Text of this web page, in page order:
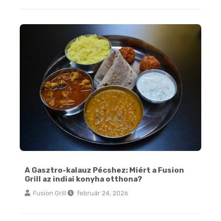
A Gasztro-kalauz Pécshez: Miért a Fusion
Grill az indiai konyha otthona?
Fusion Grill február 24, 2026